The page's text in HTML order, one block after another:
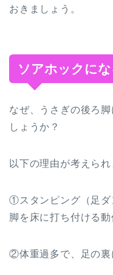
おきましょう。
ソアホックにな
なぜ、うさぎの後ろ
しょうか？
以下の理由が考えられ
①スタンピング（足ダ
脚を床に打ち付ける動
②体重過多で、足の裏